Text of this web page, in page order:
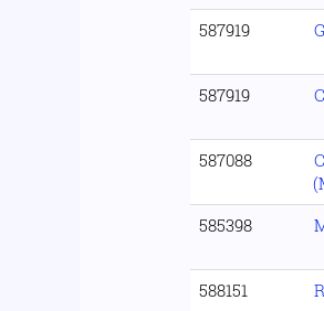
587919
587919
587088
585398
588151